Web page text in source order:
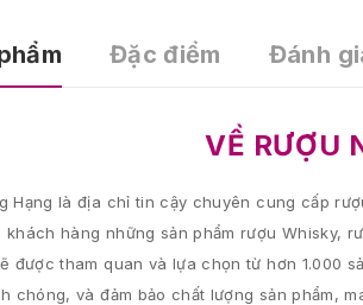
Đặc điểm Đánh
VỀ RƯỢU
Hạng là địa chỉ tin cậy chuyên cung cấp
hàng những sản phẩm rượu Whisky,
được tham quan và lựa chọn từ hơn 1.000
chóng, và đảm bảo chất lượng sản phẩm,